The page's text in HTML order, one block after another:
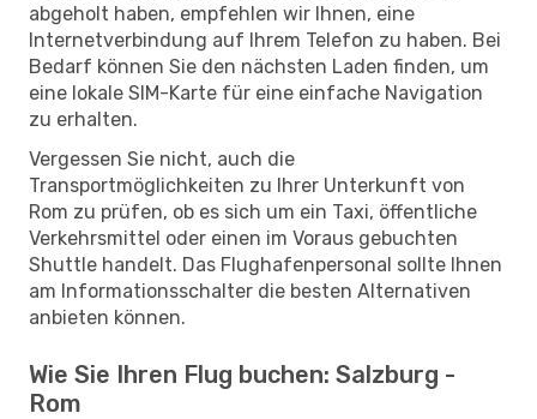
abgeholt haben, empfehlen wir Ihnen, eine
Internetverbindung auf Ihrem Telefon zu haben. Bei
Bedarf können Sie den nächsten Laden finden, um
eine lokale SIM-Karte für eine einfache Navigation
zu erhalten.
Vergessen Sie nicht, auch die
Transportmöglichkeiten zu Ihrer Unterkunft von
Rom zu prüfen, ob es sich um ein Taxi, öffentliche
Verkehrsmittel oder einen im Voraus gebuchten
Shuttle handelt. Das Flughafenpersonal sollte Ihnen
am Informationsschalter die besten Alternativen
anbieten können.
Wie Sie Ihren Flug buchen: Salzburg -
Rom